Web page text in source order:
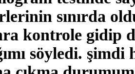
sınırda
kontrole gidip
söyledi.